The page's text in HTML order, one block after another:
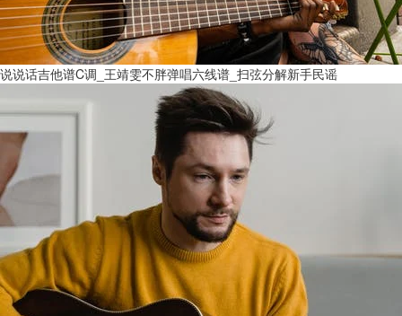
说说话吉他谱C调_王靖雯不胖弹唱六线谱_扫弦分解新手民谣